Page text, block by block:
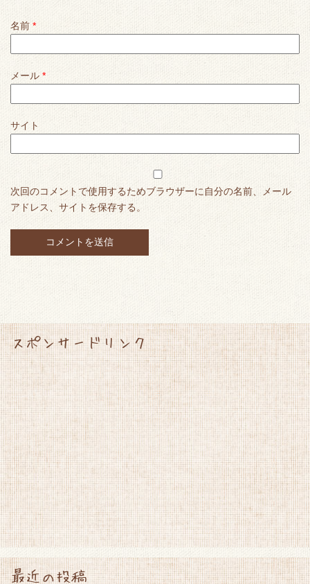
名前 *
メール *
サイト
次回のコメントで使用するためブラウザーに自分の名前、メール
アドレス、サイトを保存する。
スポンサードリンク
最近の投稿